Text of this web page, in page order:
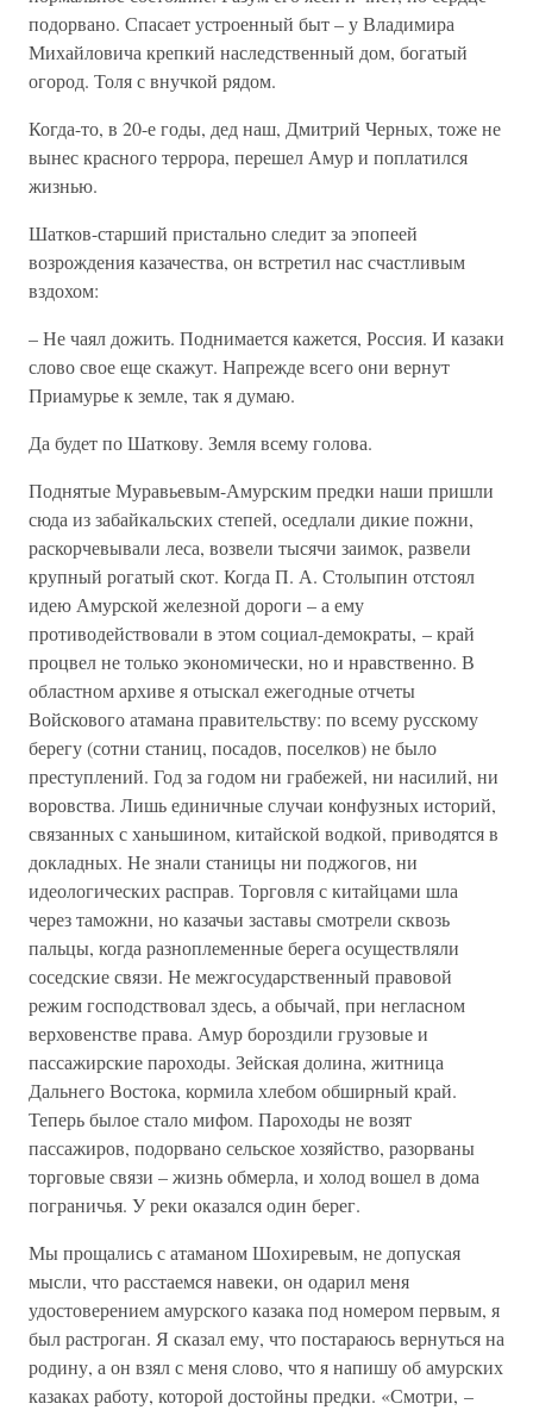
подорвано. Спасает устроенный быт – у Владимира
Михайловича крепкий наследственный дом, богатый
огород. Толя с внучкой рядом.
Когда-то, в 20-е годы, дед наш, Дмитрий Черных, тоже не
вынес красного террора, перешел Амур и поплатился
жизнью.
Шатков-старший пристально следит за эпопеей
возрождения казачества, он встретил нас счастливым
вздохом:
– Не чаял дожить. Поднимается кажется, Россия. И казаки
слово свое еще скажут. Напрежде всего они вернут
Приамурье к земле, так я думаю.
Да будет по Шаткову. Земля всему голова.
Поднятые Муравьевым-Амурским предки наши пришли
сюда из забайкальских степей, оседлали дикие пожни,
раскорчевывали леса, возвели тысячи заимок, развели
крупный рогатый скот. Когда П. А. Столыпин отстоял
идею Амурской железной дороги – а ему
противодействовали в этом социал-демократы, – край
процвел не только экономически, но и нравственно. В
областном архиве я отыскал ежегодные отчеты
Войскового атамана правительству: по всему русскому
берегу (сотни станиц, посадов, поселков) не было
преступлений. Год за годом ни грабежей, ни насилий, ни
воровства. Лишь единичные случаи конфузных историй,
связанных с ханьшином, китайской водкой, приводятся в
докладных. Не знали станицы ни поджогов, ни
идеологических расправ. Торговля с китайцами шла
через таможни, но казачьи заставы смотрели сквозь
пальцы, когда разноплеменные берега осуществляли
соседские связи. Не межгосударственный правовой
режим господствовал здесь, а обычай, при негласном
верховенстве права. Амур бороздили грузовые и
пассажирские пароходы. Зейская долина, житница
Дальнего Востока, кормила хлебом обширный край.
Теперь былое стало мифом. Пароходы не возят
пассажиров, подорвано сельское хозяйство, разорваны
торговые связи – жизнь обмерла, и холод вошел в дома
пограничья. У реки оказался один берег.
Мы прощались с атаманом Шохиревым, не допуская
мысли, что расстаемся навеки, он одарил меня
удостоверением амурского казака под номером первым, я
был растроган. Я сказал ему, что постараюсь вернуться на
родину, а он взял с меня слово, что я напишу об амурских
казаках работу, которой достойны предки. «Смотри, –